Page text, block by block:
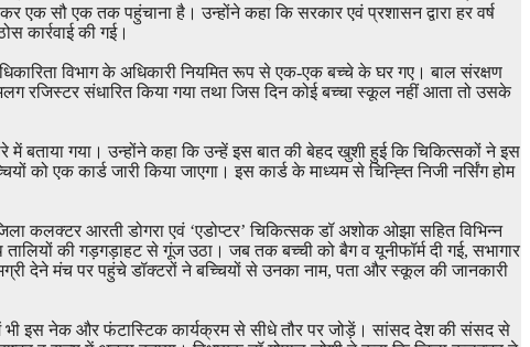
सौ एक तक पहुंचाना है। उन्होंने कहा कि सरकार एवं प्रशासन द्वारा हर वर्ष
कार्रवाई की गई।
विभाग के अधिकारी नियमित रूप से एक-एक बच्चे के घर गए। बाल संरक्षण
रजिस्टर संधारित किया गया तथा जिस दिन कोई बच्चा स्कूल नहीं आता तो उसके
बताया गया। उन्होंने कहा कि उन्हें इस बात की बेहद खुशी हुई कि चिकित्सकों ने इस
को एक कार्ड जारी किया जाएगा। इस कार्ड के माध्यम से चिन्ह्ति निजी नर्सिंग होम
कलक्टर आरती डोगरा एवं ‘एडोप्टर’ चिकित्सक डॉ अशोक ओझा सहित विभिन्न
की गड़गड़ाहट से गूंज उठा। जब तक बच्ची को बैग व यूनीफॉर्म दी गई, सभागार
देने मंच पर पहुंचे डॉक्टरों ने बच्चियों से उनका नाम, पता और स्कूल की जानकारी
भी इस नेक और फंटास्टिक कार्यक्रम से सीधे तौर पर जोड़ें। सांसद देश की संसद से